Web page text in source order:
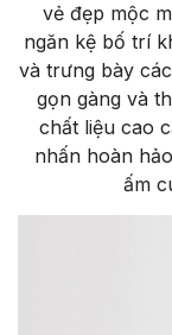
vẻ đẹp mộc
ngăn kệ bố trí
và trưng bày
gọn gàng và
chất liệu cao
nhấn hoàn
ấm